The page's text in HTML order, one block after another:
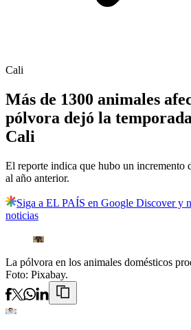
Cali
Más de 1300 animales
pólvora dejó la
Cali
El reporte indica que hubo un incremento
al año anterior.
Siga a EL PAÍS en Google Discover y
noticias
La pólvora en los animales domésticos
Foto: Pixabay.